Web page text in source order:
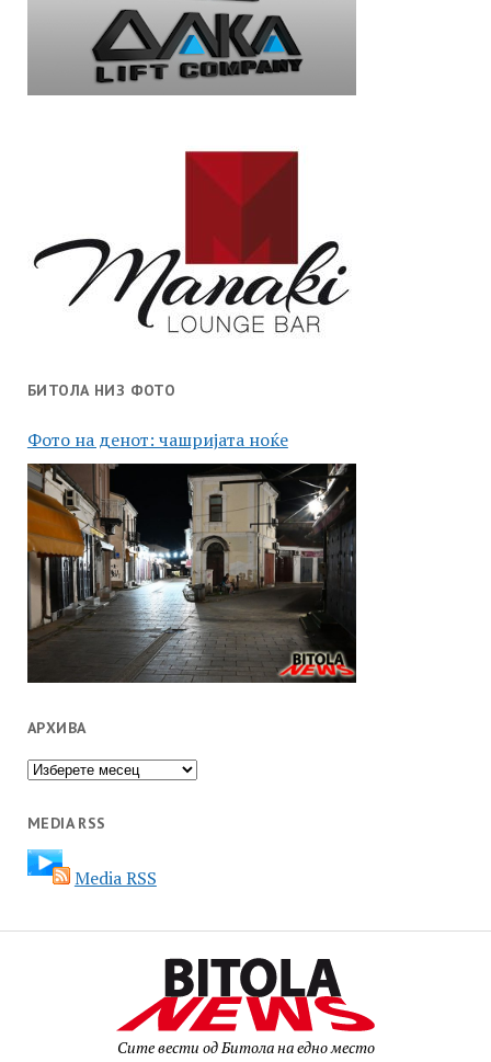
БИТОЛА НИЗ ФОТО
Фото на денот: чашријата ноќе
АРХИВА
Архива
MEDIA RSS
Media RSS
Сите вести од Битола на едно место